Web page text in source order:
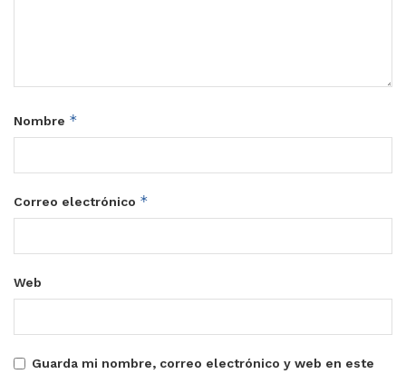
Nombre *
Correo electrónico *
Web
Guarda mi nombre, correo electrónico y web en este